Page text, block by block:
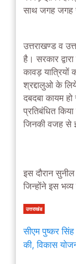
साथ जगह जगह
उत्तराखण्ड व
है। सरकार
कावड़ यात्रियों
श्रद्दालुओ के
दबदबा कायम
प्रतिबंधित
जिनकी वजह से
इस दौरान
जिन्होंने इस
उत्तराखंड
सीएम पुष्कर
की, विकास